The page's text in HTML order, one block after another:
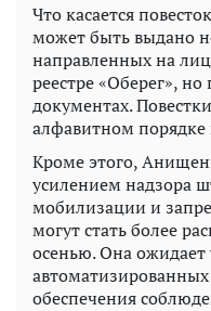
Что касается
может быть выдано
направленных на
реестре «Оберег»,
документах.
алфавитном
Кроме этого,
усилением надзора
мобилизации и
могут стать более
осенью. Она
обеспечения